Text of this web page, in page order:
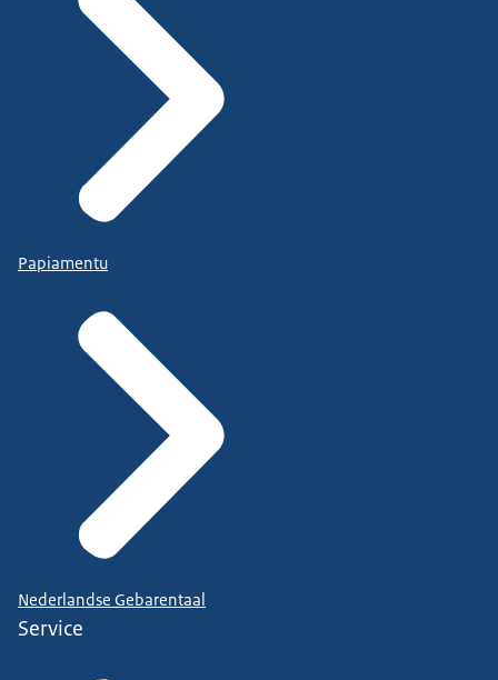
Papiamentu
Nederlandse Gebarentaal
Service